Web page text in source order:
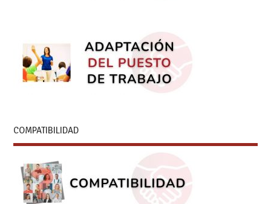
COMPATIBILIDAD